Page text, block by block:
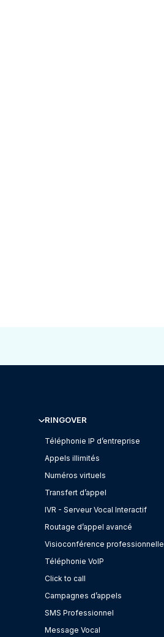
RINGOVER
Téléphonie IP d’entreprise
Appels illimités
Numéros virtuels
Transfert d’appel
IVR - Serveur Vocal Interactif
Routage d’appel avancé
Visioconférence professionnelle
Téléphonie VoIP
Click to call
Campagnes d’appels
SMS Professionnel
Message Vocal